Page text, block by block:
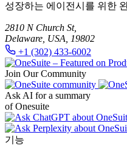
온보딩 리소스에 액세스할
성장하는 에이전시를 위한
2810 N Church St,
Delaware, USA, 19802
+1 (302) 433-6002
Join Our Community
Ask AI for a summary
of Onesuite
기능